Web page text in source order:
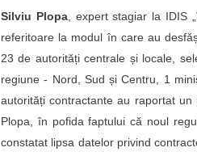
Silviu Plopa, expert stagiar la IDIS
referitoare la modul în care au
23 de autorități centrale și locale,
regiune - Nord, Sud și Centru, 1
autorități contractante au raportat
Plopa, în pofida faptului că noul
constatat lipsa datelor privind